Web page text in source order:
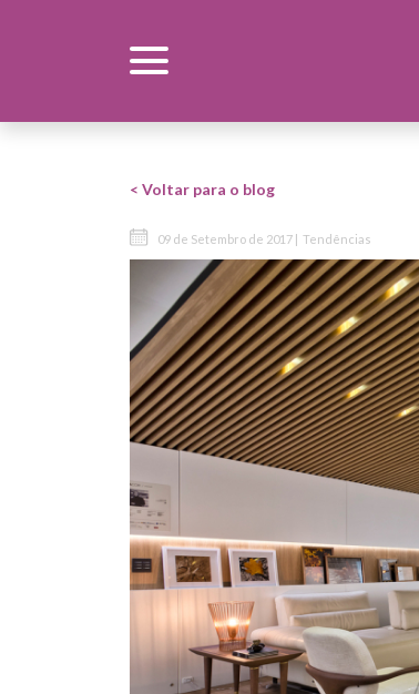
< Voltar para o blog
09 de Setembro de 2017 | Tendências